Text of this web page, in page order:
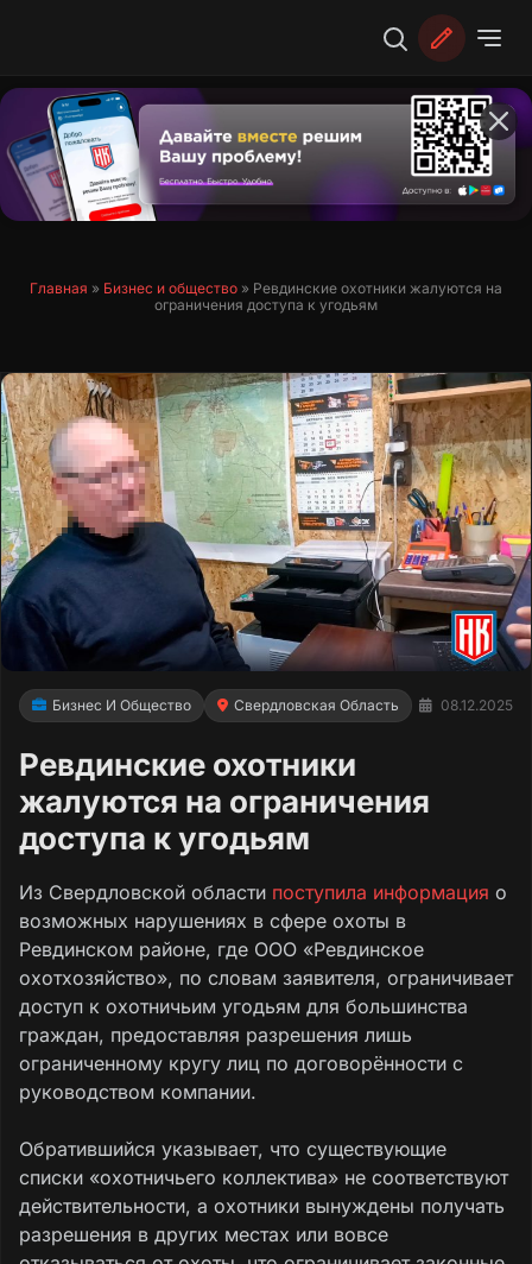
Главная » Бизнес и общество » Ревдинские охотники жалуются на
ограничения доступа к угодьям
Бизнес И Общество Свердловская Область 08.12.2025
Ревдинские охотники
жалуются на ограничения
доступа к угодьям
Из Свердловской области поступила информация о
возможных нарушениях в сфере охоты в
Ревдинском районе, где ООО «Ревдинское
охотхозяйство», по словам заявителя, ограничивает
доступ к охотничьим угодьям для большинства
граждан, предоставляя разрешения лишь
ограниченному кругу лиц по договорённости с
руководством компании.
Обратившийся указывает, что существующие
списки «охотничьего коллектива» не соответствуют
действительности, а охотники вынуждены получать
разрешения в других местах или вовсе